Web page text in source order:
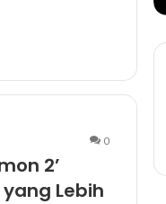
0
2’
Lebih